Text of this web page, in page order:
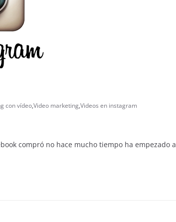
con vídeo,Video marketing,Videos en instagram
compró no hace mucho tiempo ha empezado a